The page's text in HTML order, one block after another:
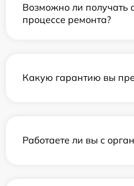
Возможно ли получать
процессе ремонта?
Какую гарантию вы
Работаете ли вы с